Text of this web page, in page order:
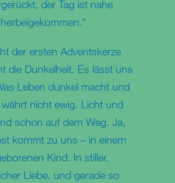
der Tag ist nahe
herbeigekommen.“
der ersten Adventskerze
die Dunkelheit. Es lässt uns
Leben dunkel macht und
nicht ewig. Licht und
schon auf dem Weg. Ja,
kommt zu uns – in einem
Kind. In stiller,
Liebe, und gerade so